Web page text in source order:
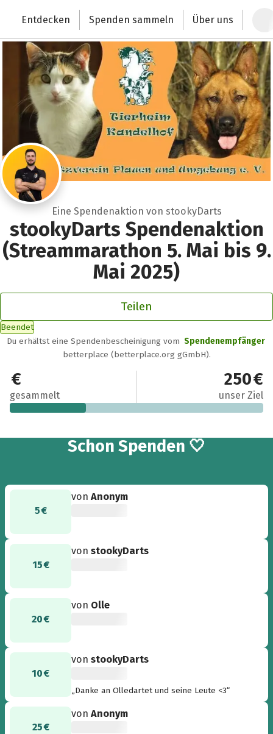
Deutschlands größte Spendenplattform
Entdecken Spenden sammeln Über uns
Eine Spendenaktion von stookyDarts
stookyDarts Spendenaktion
(Streammarathon 5. Mai bis 9.
Mai 2025)
Teilen
Beendet
Du erhältst eine Spendenbescheinigung vom Spendenempfänger
betterplace (betterplace.org gGmbH).
75 €
gesammelt
250 €
unser Ziel
Schon 5
Spenden 🤍
5 €
vonAnonym
15 €
vonstookyDarts
20 €
von Olle
10 €
vonstookyDarts
„Danke an Olledartet und seine Leute <3“
25 €
vonAnonym